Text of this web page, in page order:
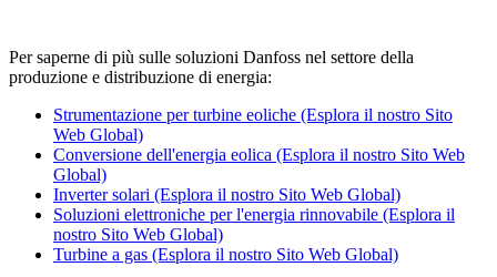
Per saperne di più sulle soluzioni Danfoss nel settore della
produzione e distribuzione di energia:
Strumentazione per turbine eoliche (Esplora il nostro Sito
Web Global)
Conversione dell'energia eolica (Esplora il nostro Sito Web
Global)
Inverter solari (Esplora il nostro Sito Web Global)
Soluzioni elettroniche per l'energia rinnovabile (Esplora il
nostro Sito Web Global)
Turbine a gas (Esplora il nostro Sito Web Global)